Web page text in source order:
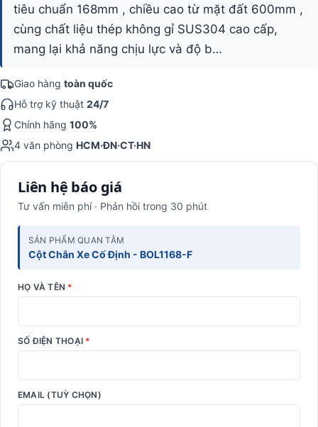
tiêu chuẩn 168mm , chiều cao từ mặt đất 600mm ,
cùng chất liệu thép không gỉ SUS304 cao cấp,
mang lại khả năng chịu lực và độ b…
Giao hàng toàn quốc
Hỗ trợ kỹ thuật 24/7
Chính hãng 100%
4 văn phòng HCM·ĐN·CT·HN
Liên hệ báo giá
Tư vấn miễn phí · Phản hồi trong 30 phút
SẢN PHẨM QUAN TÂM
Cột Chắn Xe Cố Định - BOL1168-F
HỌ VÀ TÊN *
SỐ ĐIỆN THOẠI *
EMAIL (TUỲ CHỌN)